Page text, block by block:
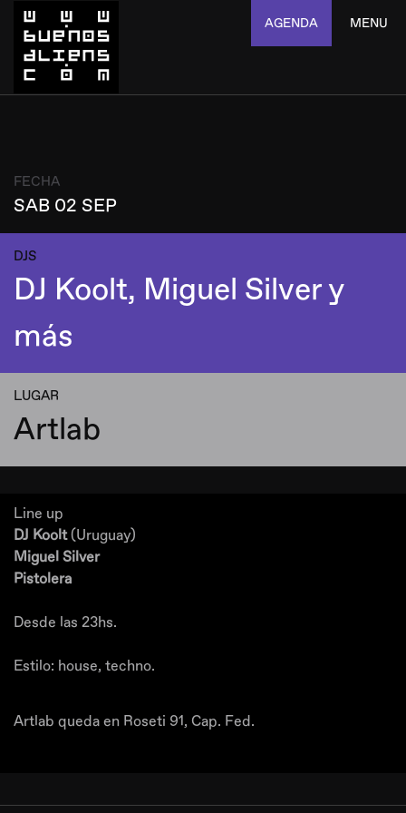
AGENDA MENU
FECHA
SAB 02 SEP
DJS
DJ Koolt, Miguel Silver y
más
LUGAR
Artlab
Line up
DJ Koolt(Uruguay)
Miguel Silver
Pistolera
Desde las 23hs.
Estilo: house, techno.
Artlab queda en Roseti 91, Cap. Fed.